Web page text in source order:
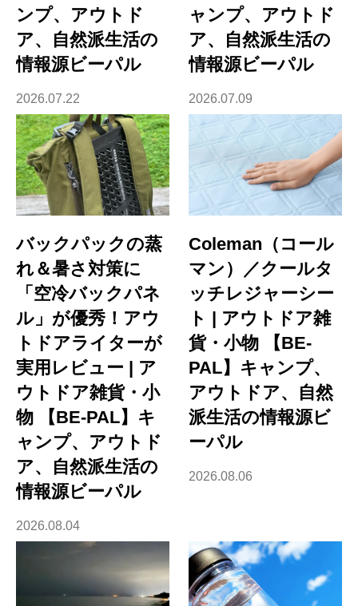
ンプ、アウトド
ア、自然派生活の
情報源ビーパル
2026.07.22
ャンプ、アウトド
ア、自然派生活の
情報源ビーパル
2026.07.09
バックパックの蒸
れ＆暑さ対策に
「空冷バックパネ
ル」が優秀！アウ
トドアライターが
実用レビュー | ア
ウトドア雑貨・小
物 【BE-PAL】キ
ャンプ、アウトド
ア、自然派生活の
情報源ビーパル
2026.08.04
Coleman（コール
マン）／クールタ
ッチレジャーシー
ト | アウトドア雑
貨・小物 【BE-
PAL】キャンプ、
アウトドア、自然
派生活の情報源ビ
ーパル
2026.08.06